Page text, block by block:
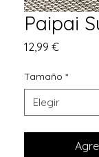
Paipai
12,99 €Precio
Tamaño *